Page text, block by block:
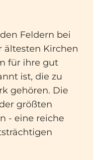
Feldern bei
ältesten Kirchen
für ihre gut
ist, die zu
gehören. Die
größten
- eine reiche